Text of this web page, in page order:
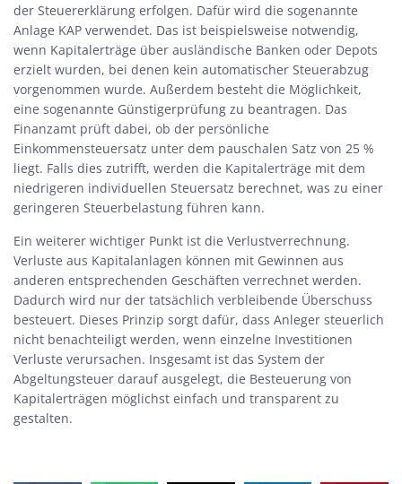
der Steuererklärung erfolgen. Dafür wird die sogenannte
Anlage KAP verwendet. Das ist beispielsweise notwendig,
wenn Kapitalerträge über ausländische Banken oder Depots
erzielt wurden, bei denen kein automatischer Steuerabzug
vorgenommen wurde. Außerdem besteht die Möglichkeit,
eine sogenannte Günstigerprüfung zu beantragen. Das
Finanzamt prüft dabei, ob der persönliche
Einkommensteuersatz unter dem pauschalen Satz von 25 %
liegt. Falls dies zutrifft, werden die Kapitalerträge mit dem
niedrigeren individuellen Steuersatz berechnet, was zu einer
geringeren Steuerbelastung führen kann.
Ein weiterer wichtiger Punkt ist die Verlustverrechnung.
Verluste aus Kapitalanlagen können mit Gewinnen aus
anderen entsprechenden Geschäften verrechnet werden.
Dadurch wird nur der tatsächlich verbleibende Überschuss
besteuert. Dieses Prinzip sorgt dafür, dass Anleger steuerlich
nicht benachteiligt werden, wenn einzelne Investitionen
Verluste verursachen. Insgesamt ist das System der
Abgeltungsteuer darauf ausgelegt, die Besteuerung von
Kapitalerträgen möglichst einfach und transparent zu
gestalten.